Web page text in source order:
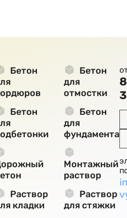
Бетон
Бетон
для
отмостки
Бетон
Бетон
для
фундамента
Монтажный
раствор
Раствор
кладки
Раствор
для стяжки